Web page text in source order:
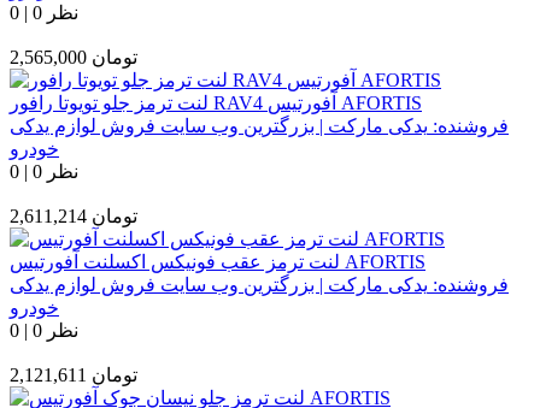
0 | 0 نظر
2,565,000 تومان
لنت ترمز جلو تویوتا رافور RAV4 آفورتیس AFORTIS
فروشنده: یدکی مارکت | بزرگترین وب سایت فروش لوازم یدکی
خودرو
0 | 0 نظر
2,611,214 تومان
لنت ترمز عقب فونیکس اکسلنت آفورتیس AFORTIS
فروشنده: یدکی مارکت | بزرگترین وب سایت فروش لوازم یدکی
خودرو
0 | 0 نظر
2,121,611 تومان